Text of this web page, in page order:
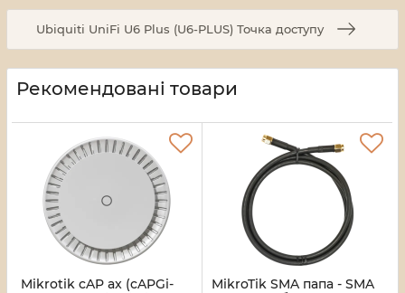
Ubiquiti UniFi U6 Plus (U6-PLUS) Точка доступу
Рекомендовані товари
Mikrotik cAP ax (cAPGi-
MikroTik SMA папа - SMA